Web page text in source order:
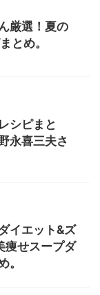
厳選！夏の
とめ。
シピまと
永喜三夫さ
イエット&ズ
痩せスープダ
。